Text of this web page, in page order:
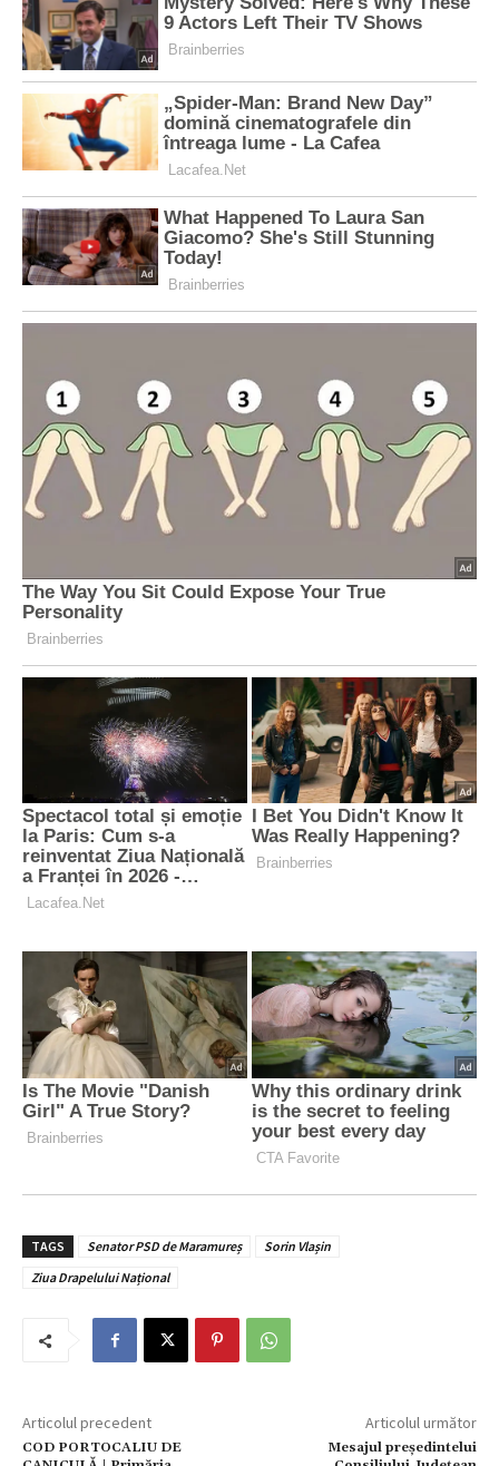
TAGS Senator PSD de Maramureș
Sorin Vlașin
Ziua Drapelului Național
Articolul precedent
COD PORTOCALIU DE
Articolul următor
Mesajul președintelui